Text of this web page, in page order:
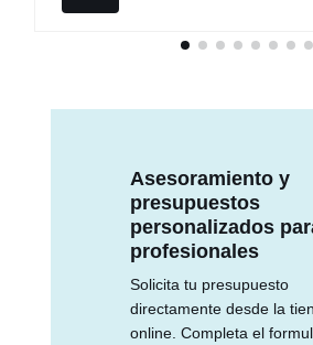
Asesoramiento y
presupuestos
personalizados
profesionales
Solicita tu presupuesto
directamente desde la
online. Completa el